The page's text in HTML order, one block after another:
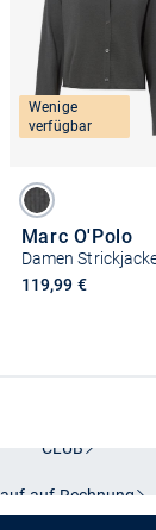
Wenige
verfügbar
Marc O'Polo
119,99 €
CLUB